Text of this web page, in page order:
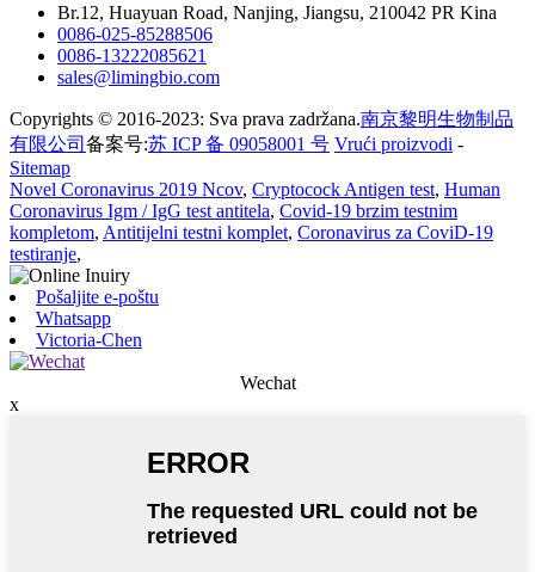
Br.12, Huayuan Road, Nanjing, Jiangsu, 210042 PR Kina
0086-025-85288506
0086-13222085621
sales@limingbio.com
Copyrights © 2016-2023: Sva prava zadržana.南京黎明生物制品
有限公司 备案号:苏 ICP 备 09058001 号 Vrući proizvodi -
Sitemap
Novel Coronavirus 2019 Ncov, Cryptocock Antigen test, Human
Coronavirus Igm / IgG test antitela, Covid-19 brzim testnim
kompletom, Antitijelni testni komplet, Coronavirus za CoviD-19
testiranje,
Pošaljite e-poštu
Whatsapp
Victoria-Chen
Wechat
x